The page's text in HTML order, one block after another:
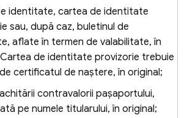
(1) lit. e), se efectuează numai
acestor cazuri de către
judecată, prin hotărâre
rămasă definitivă şi
prin hotărâre judecătorească
pentru procesele
data de 15 februarie 2013 ori
identitate, cartea de identitate
sau, după caz, buletinul de
aflate în termen de valabilitate, în
de identitate provizorie trebuie
certificatul de naştere, în original;
contravalorii paşaportului,
pe numele titularului, în original;